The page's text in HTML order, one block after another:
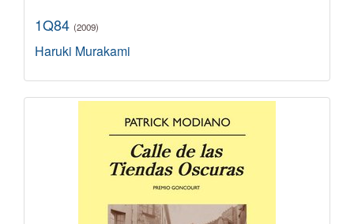
1Q84 (2009)
Haruki Murakami